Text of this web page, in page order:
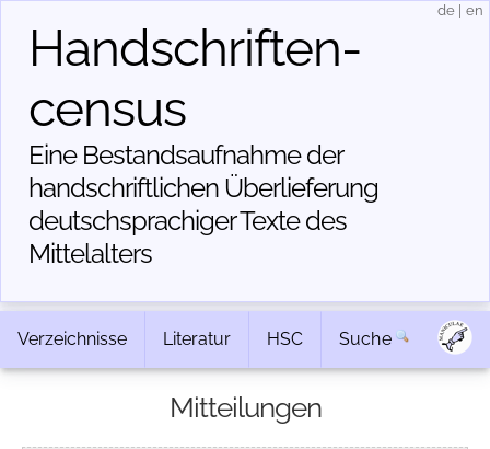
Handschriften­
census
Eine Bestandsaufnahme der
handschriftlichen Über­lieferung
deutschsprachiger Texte des
Mittelalters
de en
Verzeichnisse Literatur HSC Suche
Mitteilungen